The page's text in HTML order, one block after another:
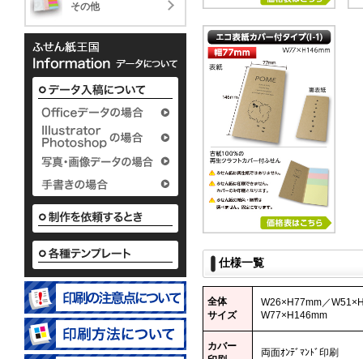
1,000
表紙カバー付グラフィ
ータイプ
33.03
表紙カバ
カバーなし再生紙上質
タイプ
12.65
30,000
その他
2つ折付箋＆メモタイ
プ
50.62
30,000
名刺ポケット付タイプ
51.03
30,000
仕様一覧
全体
サイズ
W26×H77mm／
W77×H146mm
カバー
両面ｵﾝﾃﾞﾏﾝﾄﾞ印刷